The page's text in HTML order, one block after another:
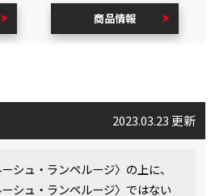
商品情報
2023.03.23 更新
シュ・ランペルージ〉の上に、
シュ・ランペルージ〉ではない